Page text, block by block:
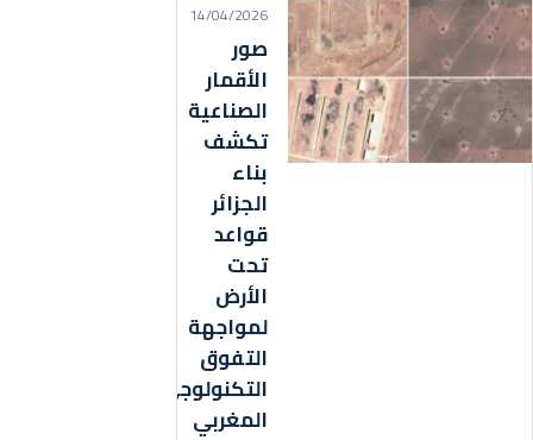
14/04/2026
صور
الأقمار
الصناعية
تكشف
بناء
الجزائر
قواعد
تحت
الأرض
لمواجهة
التفوق
التكنولوجي
المغربي